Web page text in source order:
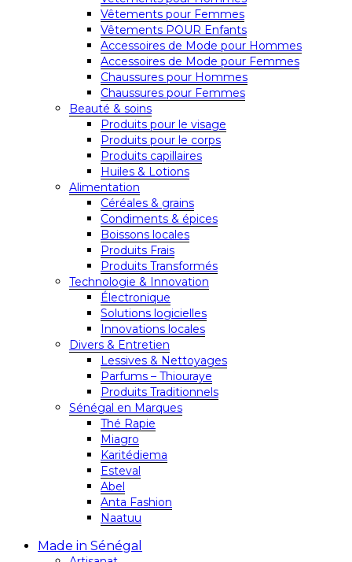
Vêtements pour Femmes
Vêtements POUR Enfants
Accessoires de Mode pour Hommes
Accessoires de Mode pour Femmes
Chaussures pour Hommes
Chaussures pour Femmes
Beauté & soins
Produits pour le visage
Produits pour le corps
Produits capillaires
Huiles & Lotions
Alimentation
Céréales & grains
Condiments & épices
Boissons locales
Produits Frais
Produits Transformés
Technologie & Innovation
Électronique
Solutions logicielles
Innovations locales
Divers & Entretien
Lessives & Nettoyages
Parfums – Thiouraye
Produits Traditionnels
Sénégal en Marques
Thé Rapie
Miagro
Karitédiema
Esteval
Abel
Anta Fashion
Naatuu
Made in Sénégal